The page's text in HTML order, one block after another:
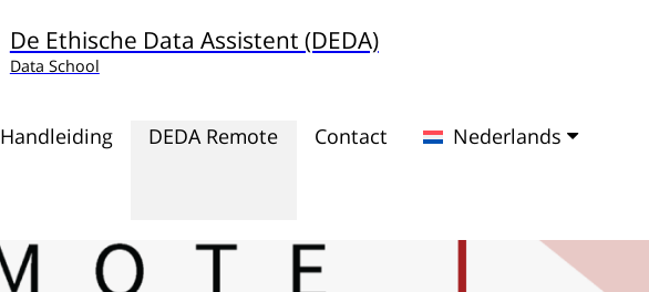
De Ethische Data Assistent (DEDA)
Data School
Handleiding DEDA Remote Contact Nederlands